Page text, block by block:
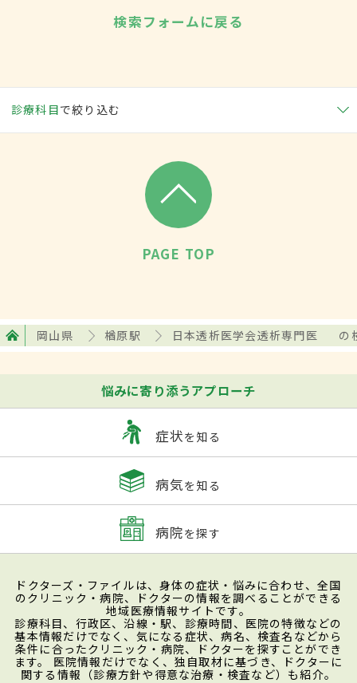
検索フォームに戻る
診療科目で絞り込む
PAGE TOP
岡山県 楢原駅 日本透析医学会透析専門医 の
悩みに寄り添うアプローチ
症状を知る
病気を知る
病院を探す
ドクターズ・ファイルは、身体の症状・悩みに合わせ、全国
のクリニック・病院、ドクターの情報を調べることができる
地域医療情報サイトです。
診療科目、行政区、沿線・駅、診療時間、医院の特徴などの
基本情報だけでなく、気になる症状、病名、検査名などから
条件に合ったクリニック・病院、ドクターを探すことができ
ます。 医院情報だけでなく、独自取材に基づき、ドクターに
関する情報（診療方針や得意な治療・検査など）も紹介。